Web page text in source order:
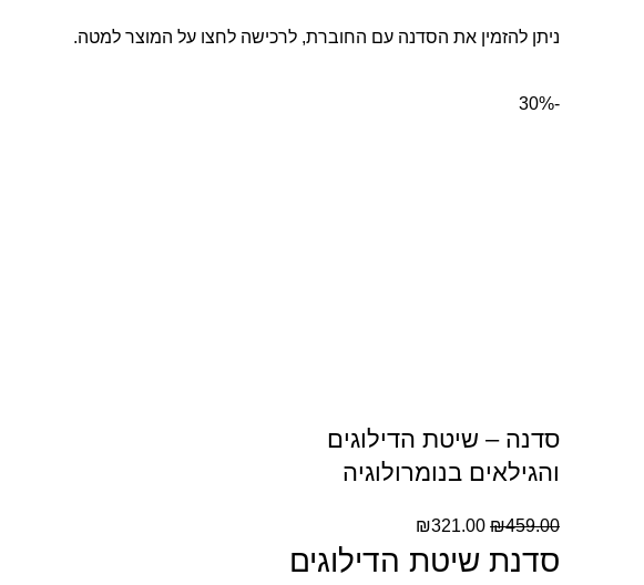
ניתן להזמין את הסדנה עם החוברת, לרכישה לחצו על המוצר למטה.
-30%
סדנה – שיטת הדילוגים
והגילאים בנומרולוגיה
₪459.00
₪321.00
סדנת שיטת הדילוגים